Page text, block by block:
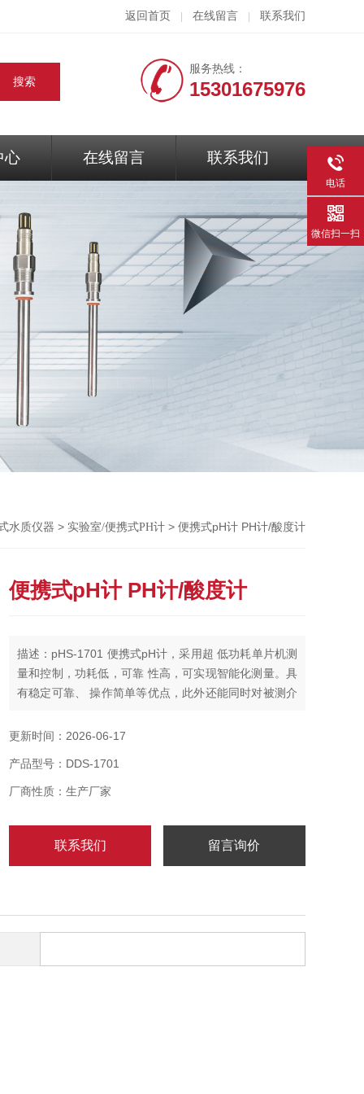
返回首页 在线留言 联系我们
服务热线：
15301675976
心 在线留言 联系我们
水质仪器 > 实验室/便携式PH计 > 便携式pH计 PH计/酸度计
便携式pH计 PH计/酸度计
描述：pHS-1701 便携式pH计，采用超 低功耗单片机测
量和控制，功耗低，可靠 性高，可实现智能化测量。具
有稳定可靠、 操作简单等优点，此外还能同时对被测介
合和行业中的 PH 酸碱度测量。
更新时间：2026-06-17
产品型号：DDS-1701
厂商性质：生产厂家
联系我们 留言询价
电话
微信扫一扫